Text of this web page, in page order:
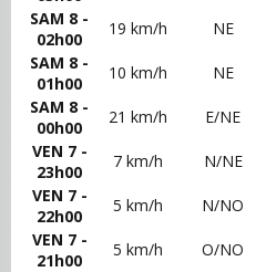
SAM 8 -
02h00
19 km/h
NE
SAM 8 -
01h00
10 km/h
NE
SAM 8 -
00h00
21 km/h
E/NE
VEN 7 -
23h00
7 km/h
N/NE
VEN 7 -
22h00
5 km/h
N/NO
VEN 7 -
21h00
5 km/h
O/NO